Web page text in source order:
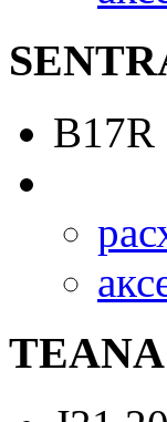
TEANA